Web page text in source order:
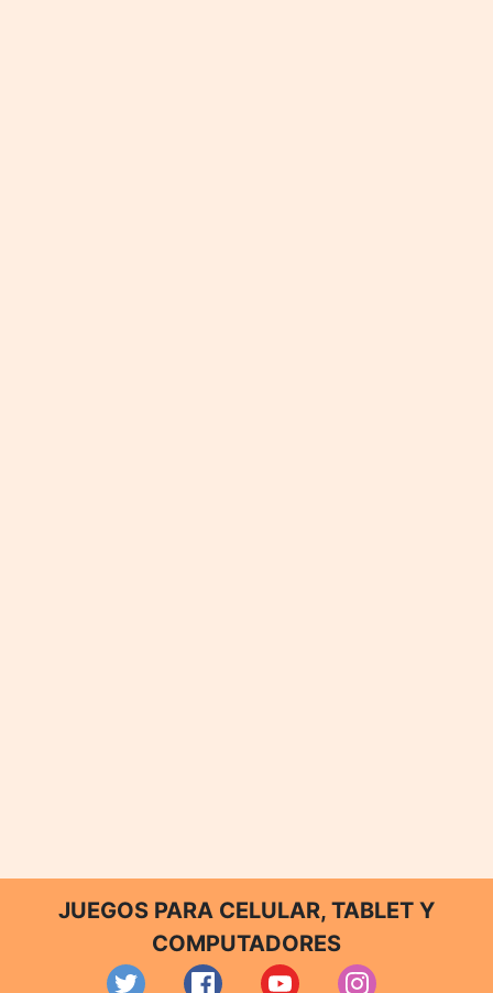
JUEGOS PARA CELULAR, TABLET Y
COMPUTADORES